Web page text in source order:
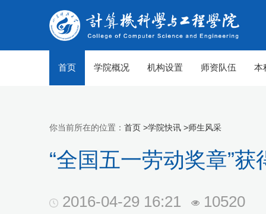
首页 学院概况 机构设置 师资队伍 本
你当前所在的位置： 首页 >学院快讯 >师生风采
“全国五一劳动奖章”
2016-04-29 16:21 10520